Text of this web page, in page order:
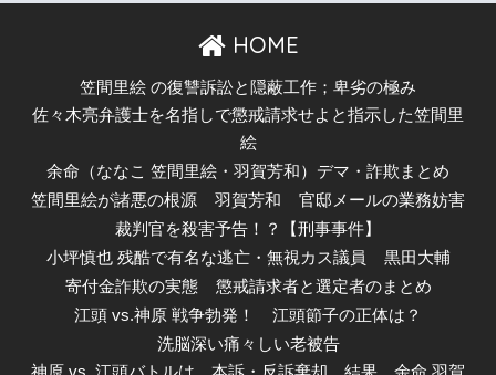
HOME
笠間里絵 の復讐訴訟と隠蔽工作；卑劣の極み
佐々木亮弁護士を名指しで懲戒請求せよと指示した笠間里
絵
余命（ななこ 笠間里絵・羽賀芳和）デマ・詐欺まとめ
笠間里絵が諸悪の根源
羽賀芳和
官邸メールの業務妨害
裁判官を殺害予告！？【刑事事件】
小坪慎也 残酷で有名な逃亡・無視カス議員
黒田大輔
寄付金詐欺の実態
懲戒請求者と選定者のまとめ
江頭 vs.神原 戦争勃発！
江頭節子の正体は？
洗脳深い痛々しい老被告